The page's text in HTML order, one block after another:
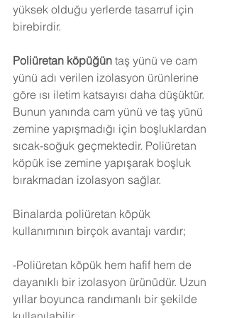
yüksek olduğu yerlerde tasarruf için
birebirdir.
Poliüretan köpüğün taş yünü ve cam
yünü adı verilen izolasyon ürünlerine
göre ısı iletim katsayısı daha düşüktür.
Bunun yanında cam yünü ve taş yünü
zemine yapışmadığı için boşluklardan
sıcak-soğuk geçmektedir. Poliüretan
köpük ise zemine yapışarak boşluk
bırakmadan izolasyon sağlar.
Binalarda poliüretan köpük
kullanımının birçok avantajı vardır;
-Poliüretan köpük hem hafif hem de
dayanıklı bir izolasyon ürünüdür. Uzun
yıllar boyunca randımanlı bir şekilde